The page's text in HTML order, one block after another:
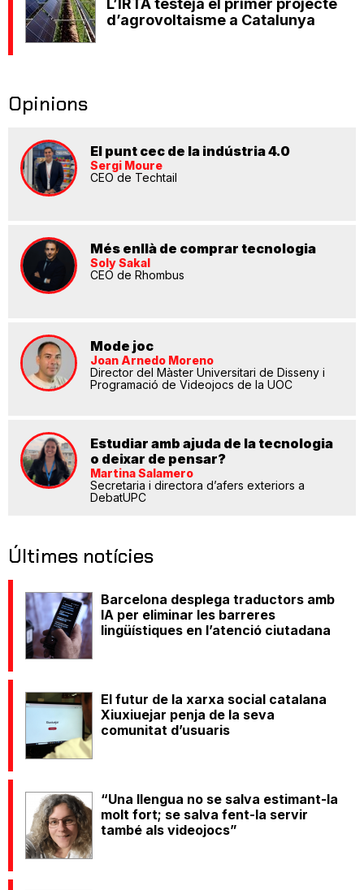
L’IRTA testeja el primer projecte
d’agrovoltaisme a Catalunya
Opinions
El punt cec de la indústria 4.0
Sergi Moure
CEO de Techtail
Més enllà de comprar tecnologia
Soly Sakal
CEO de Rhombus
Mode joc
Joan Arnedo Moreno
Director del Màster Universitari de Disseny i
Programació de Videojocs de la UOC
Estudiar amb ajuda de la tecnologia
o deixar de pensar?
Martina Salamero
Secretaria i directora d’afers exteriors a
DebatUPC
Últimes notícies
Barcelona desplega traductors amb
IA per eliminar les barreres
lingüístiques en l’atenció ciutadana
El futur de la xarxa social catalana
Xiuxiuejar penja de la seva
comunitat d’usuaris
“Una llengua no se salva estimant-la
molt fort; se salva fent-la servir
també als videojocs”